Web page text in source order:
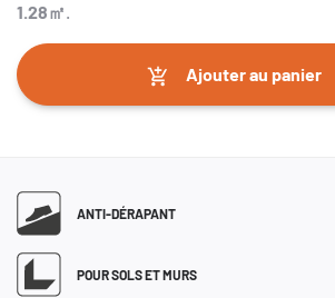
1.28㎡.
Ajouter au panier
ANTI-DÉRAPANT
POUR SOLS ET MURS